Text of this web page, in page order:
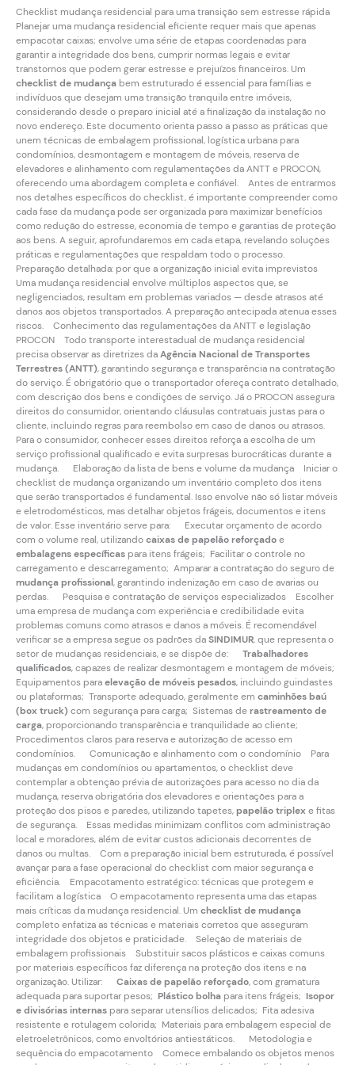
Checklist mudança residencial para uma transição sem estresse rápida
Planejar uma mudança residencial eficiente requer mais que apenas
empacotar caixas; envolve uma série de etapas coordenadas para
garantir a integridade dos bens, cumprir normas legais e evitar
transtornos que podem gerar estresse e prejuízos financeiros. Um
checklist de mudança bem estruturado é essencial para famílias e
indivíduos que desejam uma transição tranquila entre imóveis,
considerando desde o preparo inicial até a finalização da instalação no
novo endereço. Este documento orienta passo a passo as práticas que
unem técnicas de embalagem profissional, logística urbana para
condomínios, desmontagem e montagem de móveis, reserva de
elevadores e alinhamento com regulamentações da ANTT e PROCON,
oferecendo uma abordagem completa e confiável. Antes de entrarmos
nos detalhes específicos do checklist, é importante compreender como
cada fase da mudança pode ser organizada para maximizar benefícios
como redução do estresse, economia de tempo e garantias de proteção
aos bens. A seguir, aprofundaremos em cada etapa, revelando soluções
práticas e regulamentações que respaldam todo o processo.
Preparação detalhada: por que a organização inicial evita imprevistos
Uma mudança residencial envolve múltiplos aspectos que, se
negligenciados, resultam em problemas variados — desde atrasos até
danos aos objetos transportados. A preparação antecipada atenua esses
riscos. Conhecimento das regulamentações da ANTT e legislação
PROCON Todo transporte interestadual de mudança residencial
precisa observar as diretrizes daAgência Nacional de Transportes
Terrestres (ANTT), garantindo segurança e transparência na contratação
do serviço. É obrigatório que o transportador ofereça contrato detalhado,
com descrição dos bens e condições de serviço. Já o PROCON assegura
direitos do consumidor, orientando cláusulas contratuais justas para o
cliente, incluindo regras para reembolso em caso de danos ou atrasos.
Para o consumidor, conhecer esses direitos reforça a escolha de um
serviço profissional qualificado e evita surpresas burocráticas durante a
mudança. Elaboração da lista de bens e volume da mudança Iniciar o
checklist de mudança organizando um inventário completo dos itens
que serão transportados é fundamental. Isso envolve não só listar móveis
e eletrodomésticos, mas detalhar objetos frágeis, documentos e itens
de valor. Esse inventário serve para: Executar orçamento de acordo
com o volume real, utilizandocaixas de papelão reforçadoe
embalagens específicas para itens frágeis; Facilitar o controle no
carregamento e descarregamento; Amparar a contratação do seguro de
mudança profissional, garantindo indenização em caso de avarias ou
perdas. Pesquisa e contratação de serviços especializados Escolher
uma empresa de mudança com experiência e credibilidade evita
problemas comuns como atrasos e danos a móveis. É recomendável
verificar se a empresa segue os padrões daSINDIMUR, que representa o
setor de mudanças residenciais, e se dispõe de: Trabalhadores
qualificados, capazes de realizar desmontagem e montagem de móveis;
Equipamentos paraelevação de móveis pesados, incluindo guindastes
ou plataformas; Transporte adequado, geralmente em caminhões baú
(box truck)com segurança para carga; Sistemas derastreamento de
carga, proporcionando transparência e tranquilidade ao cliente;
Procedimentos claros para reserva e autorização de acesso em
condomínios. Comunicação e alinhamento com o condomínio Para
mudanças em condomínios ou apartamentos, o checklist deve
contemplar a obtenção prévia de autorizações para acesso no dia da
mudança, reserva obrigatória dos elevadores e orientações para a
proteção dos pisos e paredes, utilizando tapetes,papelão triplexe fitas
de segurança. Essas medidas minimizam conflitos com administração
local e moradores, além de evitar custos adicionais decorrentes de
danos ou multas. Com a preparação inicial bem estruturada, é possível
avançar para a fase operacional do checklist com maior segurança e
eficiência. Empacotamento estratégico: técnicas que protegem e
facilitam a logística O empacotamento representa uma das etapas
mais críticas da mudança residencial. Um checklist de mudança
completo enfatiza as técnicas e materiais corretos que asseguram
integridade dos objetos e praticidade. Seleção de materiais de
embalagem profissionais Substituir sacos plásticos e caixas comuns
por materiais específicos faz diferença na proteção dos itens e na
organização. Utilizar: Caixas de papelão reforçado, com gramatura
adequada para suportar pesos; Plástico bolha para itens frágeis; Isopor
e divisórias internas para separar utensílios delicados; Fita adesiva
resistente e rotulagem colorida; Materiais para embalagem especial de
eletroeletrônicos, como envoltórios antiestáticos. Metodologia e
sequência do empacotamento Comece embalando os objetos menos